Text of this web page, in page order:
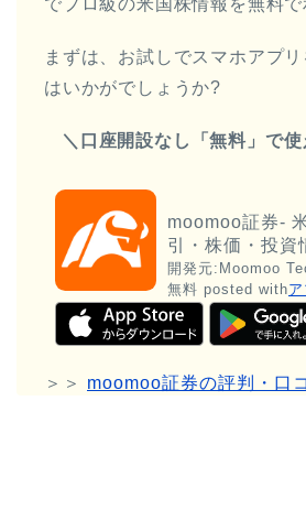
でプロ級の米国株情報を無料で
まずは、お試しでスマホアプ
はいかがでしょうか?
＼口座開設なし「無料」で
moomoo証券-
引・株価・投資
開発元: Moomoo
無料 posted with
＞＞ moomoo証券の評判・口